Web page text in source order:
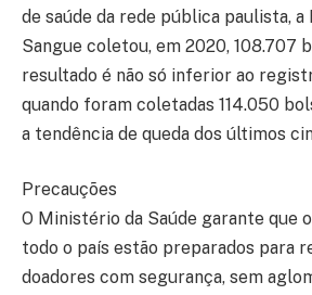
de saúde da rede pública paulista, a
Sangue coletou, em 2020, 108.707
resultado é não só inferior ao
quando foram coletadas 114.050
a tendência de queda dos últimos
Precauções
O Ministério da Saúde garante que
todo o país estão preparados para
doadores com segurança, sem